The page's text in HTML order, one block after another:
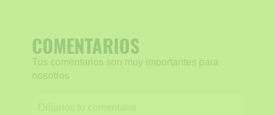
COMENTARIOS
Tus comentarios son muy importantes para
nosotros